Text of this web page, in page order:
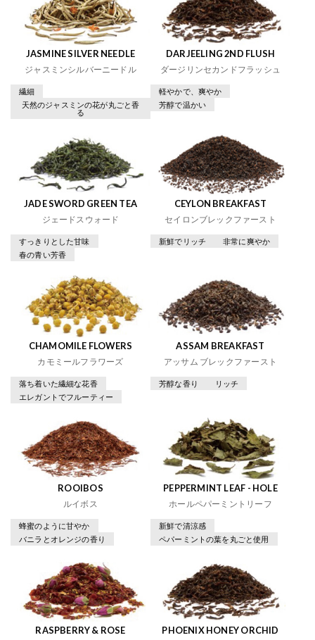
JASMINE SILVER NEEDLE
ジャスミンシルバーニードル
繊細
天然のジャスミンの花が丸ごと香
る
DARJEELING 2ND FLUSH
ダージリンセカンドフラッシュ
軽やかで、爽やか
芳醇で温かい
JADE SWORD GREEN TEA
ジェードスウォード
すっきりとした甘味
春の青い芳香
CEYLON BREAKFAST
セイロンブレックファースト
新鮮でリッチ 非常に爽やか
CHAMOMILE FLOWERS
カモミールフラワーズ
落ち着いた繊細な花香
エレガントでフルーティー
ASSAM BREAKFAST
アッサム ブレックファースト
芳醇な香り リッチ
ROOIBOS
ルイボス
蜂蜜のように甘やか
バニラとオレンジの香り
PEPPERMINT LEAF - HOLE
ホールペパーミントリーフ
新鮮で清涼感
ペパーミントの葉を丸ごと使用
RASPBERRY & ROSE PHOENIX HONEY ORCHID